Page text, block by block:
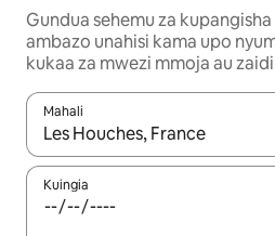
Gundua sehemu za
ambazo unahisi kama upo
kukaa za mwezi mmoja au
Mahali
Wakati matokeo yanapatikana,
Kuingia